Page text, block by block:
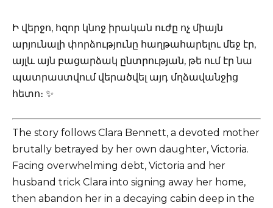
Ի վերջո, հզոր կնոջ իրական ուժը ոչ միայն
արյունալի փորձությունը հաղթահարելու մեջ էր,
այլև այն բացարձակ ընտրության, թե ում էր նա
պատրաստվում վերածվել այդ մղձավանջից
հետո։ ✨
The story follows Clara Bennett, a devoted mother
brutally betrayed by her own daughter, Victoria.
Facing overwhelming debt, Victoria and her
husband trick Clara into signing away her home,
then abandon her in a decaying cabin deep in the